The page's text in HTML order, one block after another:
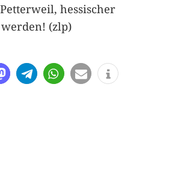
hessischer
(zlp)